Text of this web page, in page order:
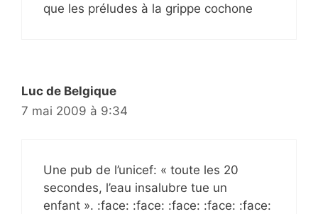
que les préludes à la grippe cochone
Luc de Belgique
7 mai 2009 à 9:34
Une pub de l’unicef: « toute les 20
secondes, l’eau insalubre tue un
enfant ». :face: :face: :face: :face: :face: